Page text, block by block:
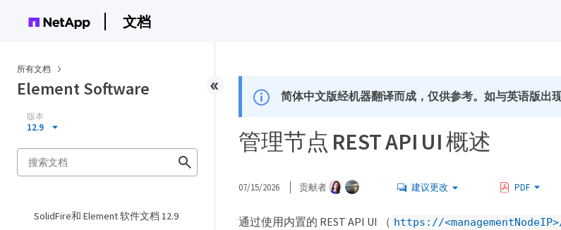
文档
所有文档
Element Software
版本
12.9
SolidFire和 Element 软件文档 12.9
简体中文版经机器翻译而成，仅供参考。如与英语版出
管理节点 REST API UI 概述
07/15/2026 贡献者 建议更改 PDF
通过使用内置的 REST API UI （ https://